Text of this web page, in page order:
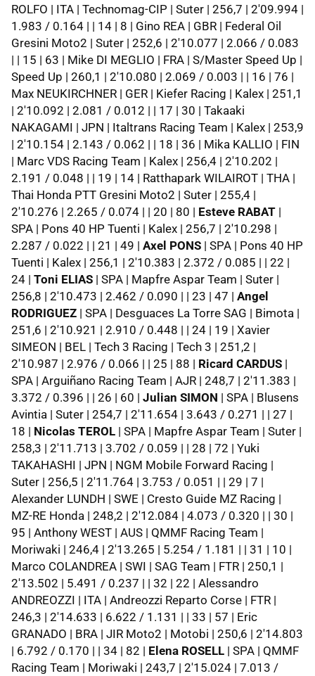
ROLFO | ITA | Technomag-CIP | Suter | 256,7 | 2'09.994 |
1.983 / 0.164 | | 14 | 8 | Gino REA | GBR | Federal Oil
Gresini Moto2 | Suter | 252,6 | 2'10.077 | 2.066 / 0.083
| | 15 | 63 | Mike DI MEGLIO | FRA | S/Master Speed Up |
Speed Up | 260,1 | 2'10.080 | 2.069 / 0.003 | | 16 | 76 |
Max NEUKIRCHNER | GER | Kiefer Racing | Kalex | 251,1
| 2'10.092 | 2.081 / 0.012 | | 17 | 30 | Takaaki
NAKAGAMI | JPN | Italtrans Racing Team | Kalex | 253,9
| 2'10.154 | 2.143 / 0.062 | | 18 | 36 | Mika KALLIO | FIN
| Marc VDS Racing Team | Kalex | 256,4 | 2'10.202 |
2.191 / 0.048 | | 19 | 14 | Ratthapark WILAIROT | THA |
Thai Honda PTT Gresini Moto2 | Suter | 255,4 |
2'10.276 | 2.265 / 0.074 | | 20 | 80 | Esteve RABAT |
SPA | Pons 40 HP Tuenti | Kalex | 256,7 | 2'10.298 |
2.287 / 0.022 | | 21 | 49 | Axel PONS | SPA | Pons 40 HP
Tuenti | Kalex | 256,1 | 2'10.383 | 2.372 / 0.085 | | 22 |
24 | Toni ELIAS | SPA | Mapfre Aspar Team | Suter |
256,8 | 2'10.473 | 2.462 / 0.090 | | 23 | 47 | Angel
RODRIGUEZ | SPA | Desguaces La Torre SAG | Bimota |
251,6 | 2'10.921 | 2.910 / 0.448 | | 24 | 19 | Xavier
SIMEON | BEL | Tech 3 Racing | Tech 3 | 251,2 |
2'10.987 | 2.976 / 0.066 | | 25 | 88 | Ricard CARDUS |
SPA | Arguiñano Racing Team | AJR | 248,7 | 2'11.383 |
3.372 / 0.396 | | 26 | 60 | Julian SIMON | SPA | Blusens
Avintia | Suter | 254,7 | 2'11.654 | 3.643 / 0.271 | | 27 |
18 | Nicolas TEROL | SPA | Mapfre Aspar Team | Suter |
258,3 | 2'11.713 | 3.702 / 0.059 | | 28 | 72 | Yuki
TAKAHASHI | JPN | NGM Mobile Forward Racing |
Suter | 256,5 | 2'11.764 | 3.753 / 0.051 | | 29 | 7 |
Alexander LUNDH | SWE | Cresto Guide MZ Racing |
MZ-RE Honda | 248,2 | 2'12.084 | 4.073 / 0.320 | | 30 |
95 | Anthony WEST | AUS | QMMF Racing Team |
Moriwaki | 246,4 | 2'13.265 | 5.254 / 1.181 | | 31 | 10 |
Marco COLANDREA | SWI | SAG Team | FTR | 250,1 |
2'13.502 | 5.491 / 0.237 | | 32 | 22 | Alessandro
ANDREOZZI | ITA | Andreozzi Reparto Corse | FTR |
246,3 | 2'14.633 | 6.622 / 1.131 | | 33 | 57 | Eric
GRANADO | BRA | JIR Moto2 | Motobi | 250,6 | 2'14.803
| 6.792 / 0.170 | | 34 | 82 | Elena ROSELL | SPA | QMMF
Racing Team | Moriwaki | 243,7 | 2'15.024 | 7.013 /